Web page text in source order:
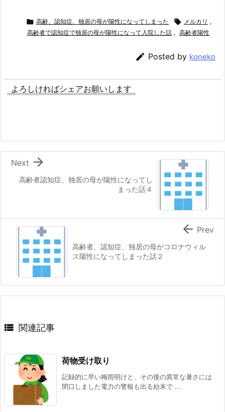
 高齢、認知症、独居の母が陽性になってしまった  メルカリ ,
高齢者で認知症で独居の母が陽性になって入院した話 , 高齢者陽性
 Posted by koneko
よろしければシェアお願いします
高齢者認知症、独居の母が陽性になってし
まった話４

Next
高齢者、認知症、独居の母がコロナウィル
ス陽性になってしまった話２
 Prev
 関連記事
荷物受け取り
記録的に早い梅雨明けと、その後の異常な暑さには
閉口しました電力の警報も出る始末で ...